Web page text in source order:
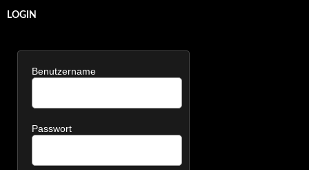
LOGIN
Benutzername
Passwort